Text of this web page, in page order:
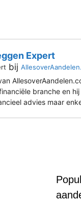
Expert
bij
branche en
advies maar